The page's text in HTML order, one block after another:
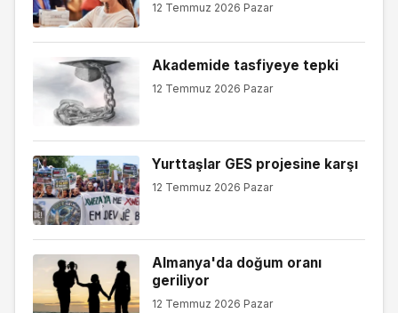
12 Temmuz 2026 Pazar
Akademide tasfiyeye tepki
12 Temmuz 2026 Pazar
Yurttaşlar GES projesine karşı
12 Temmuz 2026 Pazar
Almanya'da doğum oranı
geriliyor
12 Temmuz 2026 Pazar